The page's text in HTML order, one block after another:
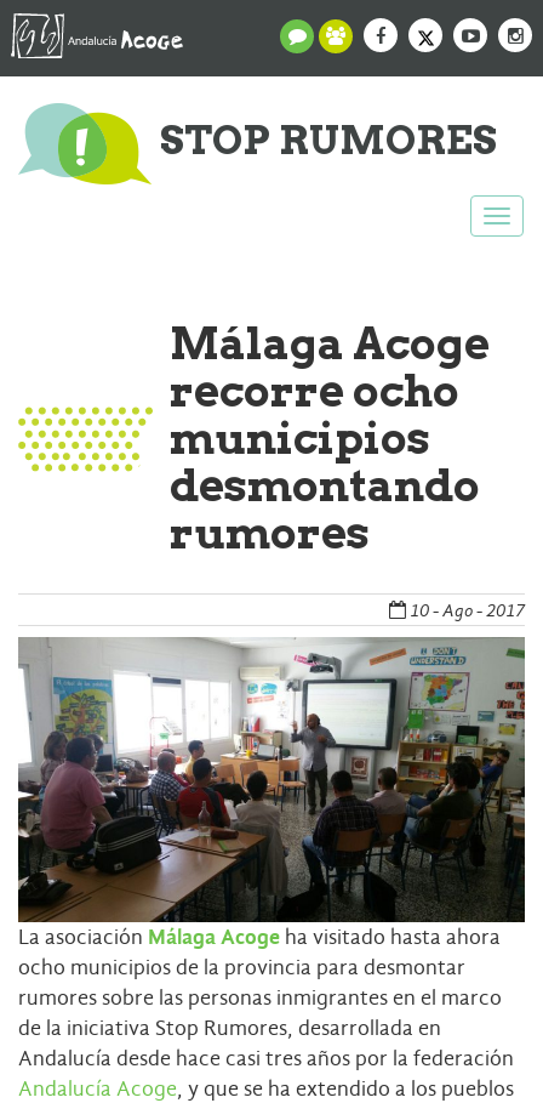
STOP RUMORES
Málaga Acoge
recorre ocho
municipios
desmontando
rumores
10 - Ago - 2017
La asociación Málaga Acoge ha visitado hasta ahora
ocho municipios de la provincia para desmontar
rumores sobre las personas inmigrantes en el marco
de la iniciativa Stop Rumores, desarrollada en
Andalucía desde hace casi tres años por la federación
Andalucía Acoge, y que se ha extendido a los pueblos